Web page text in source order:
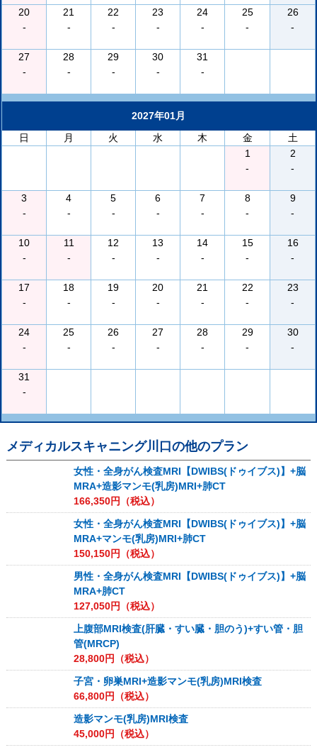
20
-
21
-
22
-
23
-
24
-
25
-
26
-
27
-
28
-
29
-
30
-
31
-
2027年01月
日
月 火 水 木 金
土
1
-
2
-
3
-
4
-
5
-
6
-
7
-
8
-
9
-
10
-
11
-
12
-
13
-
14
-
15
-
16
-
17
-
18
-
19
-
20
-
21
-
22
-
23
-
24
-
25
-
26
-
27
-
28
-
29
-
30
-
31
-
メディカルスキャニング川口 の他のプラン
女性・全身がん検査MRI【DWIBS(ドゥイブス)】+脳
MRA+造影マンモ(乳房)MRI+肺CT
166,350円（税込）
女性・全身がん検査MRI【DWIBS(ドゥイブス)】+脳
MRA+マンモ(乳房)MRI+肺CT
150,150円（税込）
男性・全身がん検査MRI【DWIBS(ドゥイブス)】+脳
MRA+肺CT
127,050円（税込）
上腹部MRI検査(肝臓・すい臓・胆のう)+すい管・胆
管(MRCP)
28,800円（税込）
子宮・卵巣MRI+造影マンモ(乳房)MRI検査
66,800円（税込）
造影マンモ(乳房)MRI検査
45,000円（税込）